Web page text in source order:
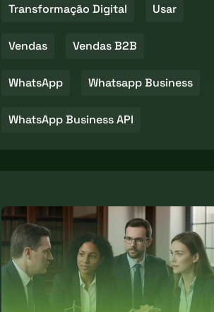
Transformação Digital Usar
Vendas Vendas B2B
WhatsApp Whatsapp Business
WhatsApp Business API